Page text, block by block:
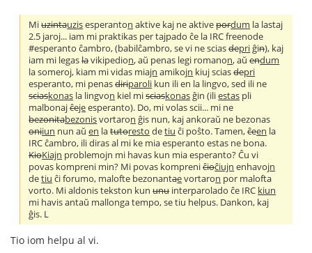
Miuzintauzisesperanton aktive kaj ne aktivepordum la lastaj
2.5 jaroj... iam mi praktikas per tajpado ĉe la IRC freenode
#esperanto ĉambro, (babilĉambro, se vi ne sciasdepriĝin), kaj
iam mi legaslavikipedion, aŭ penas legi romanon, aŭendum
la someroj, kiam mi vidas miajn amikojn kiujsciasdepri
esperanto, mi penasdiriparoli kun ili en la lingvo, sed ili ne
sciaskonas la lingvon kiel misciaskonasĝin (iliestas pli
malbonajĉejeesperanto). Do, mi volas scii... mi ne
bezonitabezonisvortaron ĝis nun, kaj ankoraŭ ne bezonas
oniiun nun aŭen latutoresto detiu ĉi poŝto. Tamen,ĉeen la
IRC ĉambro, ili diras al mi ke mia esperanto estas ne bona.
KioKiajn problemojn mi havas kun mia esperanto? Ĉu vi
povas kompreni min? Mi povas kompreniĉioĉiujn enhavojn
detiu ĉi forumo, malofte bezonantaevortaron por malofta
vorto. Mi aldonis tekston kununuinterparolado ĉe IRC kiun
mi havis antaŭ mallonga tempo, se tiu helpus. Dankon, kaj
ĝis. L
Tio iom helpu al vi.